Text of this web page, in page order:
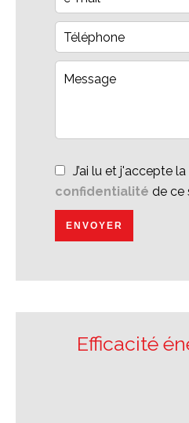
J’ai lu et j'accepte la
confidentialité de ce
ENVOYER
Efficacité